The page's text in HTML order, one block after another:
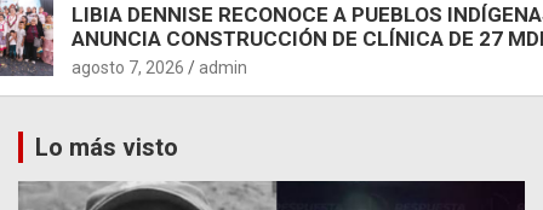
LIBIA DENNISE RECONOCE A PUEBLOS
ANUNCIA CONSTRUCCIÓN DE CLÍNICA DE 27
agosto 7, 2026 admin
Lo más visto